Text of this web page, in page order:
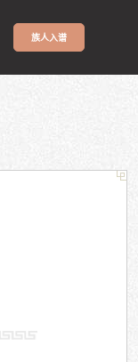
族人入谱